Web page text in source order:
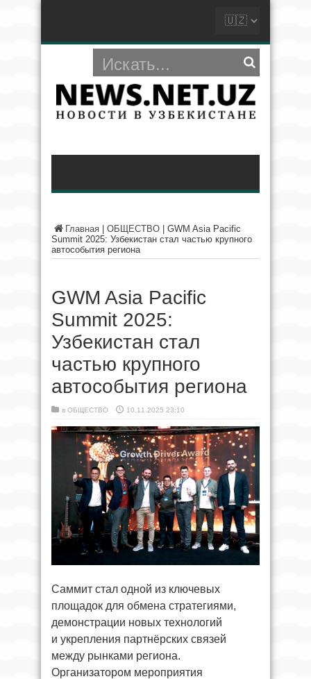
Главная ОБЩЕСТВО
GWM Asia Pacific
Summit 2025: Узбекистан стал частью крупного
автособытия региона
GWM Asia Pacific
Summit 2025:
Узбекистан стал
частью крупного
автособытия региона
в ОБЩЕСТВО 10.11.2025 23:10
Саммит стал одной из ключевых
площадок для обмена стратегиями,
демонстрации новых технологий
и укрепления партнёрских связей
между рынками региона.
Организатором мероприятия